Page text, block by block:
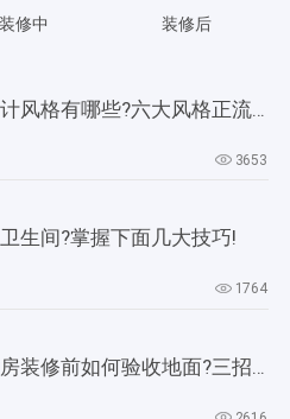
装修中 装修后
房屋装修设计风格有哪些?六大风格正流行!
3653
生间?掌握下面几大技巧!
1764